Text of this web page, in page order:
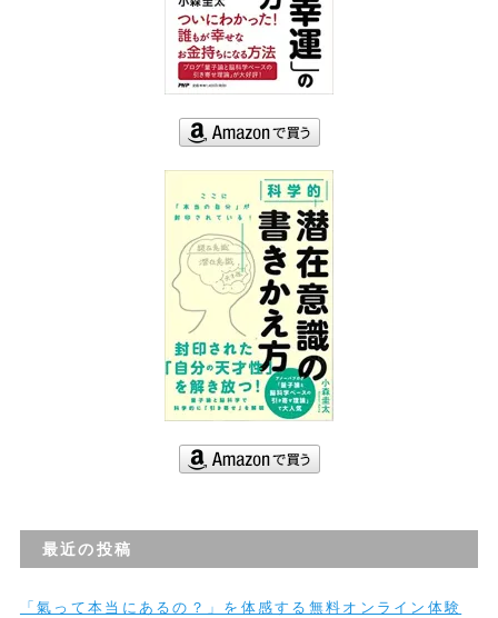
最近の投稿
「氣って本当にあるの？」を体感する無料オンライン体験